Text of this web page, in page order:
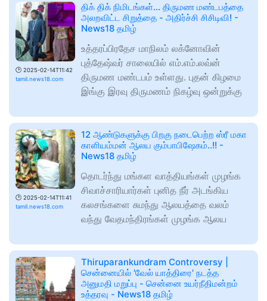
🕑 2025-02-14T11:42
tamil.news18.com
திக் திக் நிமிடங்கள்... திருமண மண்டபத்தை
அலறவிட்ட சிறுத்தை - அதிர்ச்சி சிசிடிவி! -
News18 தமிழ்
உத்தரப்பிரதேச மாநிலம் லக்னோவின்
புத்தேஷ்வர் சாலையில் எம்.எம்.லவ்ன்
திருமண மண்டபம் உள்ளது. புதன் கிழமை
இங்கு இரவு திருமணம் நிகழ்வு ஒன்றுக்கு
🕑 2025-02-14T11:41
tamil.news18.com
12 ஆண்டுகளுக்கு பிறகு நடைபெற்ற ஸ்ரீ மகா
காளியம்மன் ஆலய கும்பாபிஷேகம்..!! -
News18 தமிழ்
தொடர்ந்து மங்கள வாத்தியங்கள் முழங்க
சிவாச்சாரியார்கள் புனித நீர் அடங்கிய
கலசங்களை சுமந்து ஆலயத்தை வலம்
வந்து வேதமந்திரங்கள் முழங்க ஆலய
Thiruparankundram Controversy |
சென்னையில் 'வேல் யாத்திரை' நடத்த
அனுமதி மறுப்பு - சென்னை உயர்நீதிமன்றம்
உத்தரவு - News18 தமிழ்